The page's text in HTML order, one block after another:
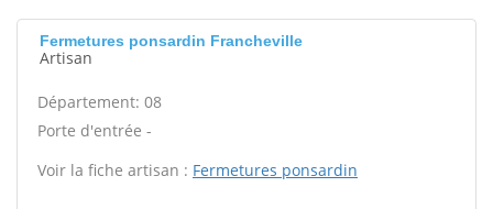
Fermetures ponsardin Francheville
Artisan
Département: 08
Porte d'entrée -
Voir la fiche artisan : Fermetures ponsardin